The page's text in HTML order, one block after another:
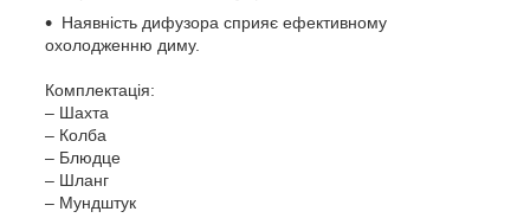
Наявність дифузора сприяє ефективному
охолодженню диму.
Комплектація:
– Шахта
– Колба
– Блюдце
– Шланг
– Мундштук